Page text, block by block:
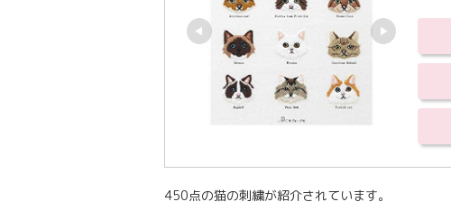
450点の猫の刺繍が紹介されています。